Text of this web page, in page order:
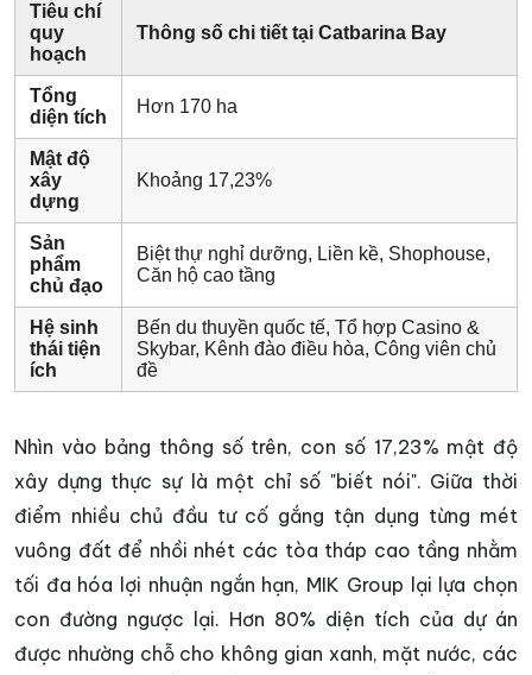
Tiêu chí
quy
hoạch
Thông số chi tiết tại Catbarina Bay
Tổng
diện tích
Hơn 170 ha
Mật độ
xây
dựng
Khoảng 17,23%
Sản
phẩm
chủ đạo
Biệt thự nghỉ dưỡng, Liền kề, Shophouse,
Căn hộ cao tầng
Hệ sinh
thái tiện
ích
Bến du thuyền quốc tế, Tổ hợp Casino &
Skybar, Kênh đào điều hòa, Công viên chủ
đề
Nhìn vào bảng thông số trên, con số 17,23% mật độ
xây dựng thực sự là một chỉ số "biết nói". Giữa thời
điểm nhiều chủ đầu tư cố gắng tận dụng từng mét
vuông đất để nhồi nhét các tòa tháp cao tầng nhằm
tối đa hóa lợi nhuận ngắn hạn, MIK Group lại lựa chọn
con đường ngược lại. Hơn 80% diện tích của dự án
được nhường chỗ cho không gian xanh, mặt nước, các